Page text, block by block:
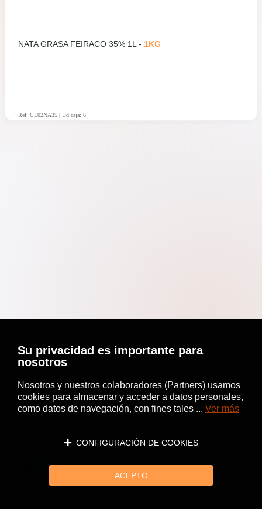
NATA GRASA FEIRACO 35% 1L - 1KG
Ref: CL02NA35 | Ud caja: 6
Su privacidad es importante para
nosotros
Nosotros y nuestros colaboradores (Partners) usamos
cookies para almacenar y acceder a datos personales,
como datos de navegación, con fines tales ... Ver más
CONFIGURACIÓN DE COOKIES
ACEPTO